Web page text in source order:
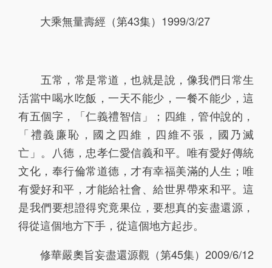
大乘無量壽經（第43集）1999/3/27
五常，常是常道，也就是說，像我們日常生
活當中喝水吃飯，一天不能少，一餐不能少，這
有五個字，「仁義禮智信」；四維，管仲說的，
「禮義廉恥，國之四維，四維不張，國乃滅
亡」。八德，忠孝仁愛信義和平。唯有愛好傳統
文化，奉行倫常道德，才有幸福美滿的人生；唯
有愛好和平，才能給社會、給世界帶來和平。這
是我們要想證得究竟果位，要想真的妄盡還源，
得從這個地方下手，從這個地方起步。
修華嚴奧旨妄盡還源觀（第45集）2009/6/12